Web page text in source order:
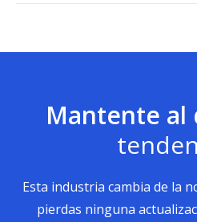
Mantente al
Esta industria cambia de la
pierdas ninguna